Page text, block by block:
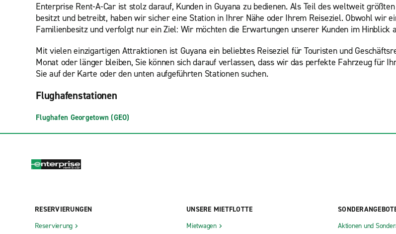
Enterprise Rent-A-Car ist stolz darauf, Kunden in Guyana zu bedienen. Als Teil des weltweit
besitzt und betreibt, haben wir sicher eine Station in Ihrer Nähe oder Ihrem Reiseziel. Obwohl wir
Familienbesitz und verfolgt nur ein Ziel: Wir möchten die Erwartungen unserer Kunden im Hinblick
Mit vielen einzigartigen Attraktionen ist Guyana ein beliebtes Reiseziel für Touristen und
Monat oder länger bleiben, Sie können sich darauf verlassen, dass wir das perfekte Fahrzeug für
Sie auf der Karte oder den unten aufgeführten Stationen suchen.
Flughafenstationen
Flughafen Georgetown (GEO)
RESERVIERUNGEN
Reservierung
UNSERE MIETFLOTTE
Mietwagen
Aktionen und